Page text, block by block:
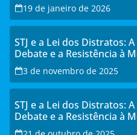
19 de janeiro de 2026
STJ e a Lei dos Distratos:
Debate e a Resistência à
3 de novembro de 2025
STJ e a Lei dos Distratos:
Debate e a Resistência à